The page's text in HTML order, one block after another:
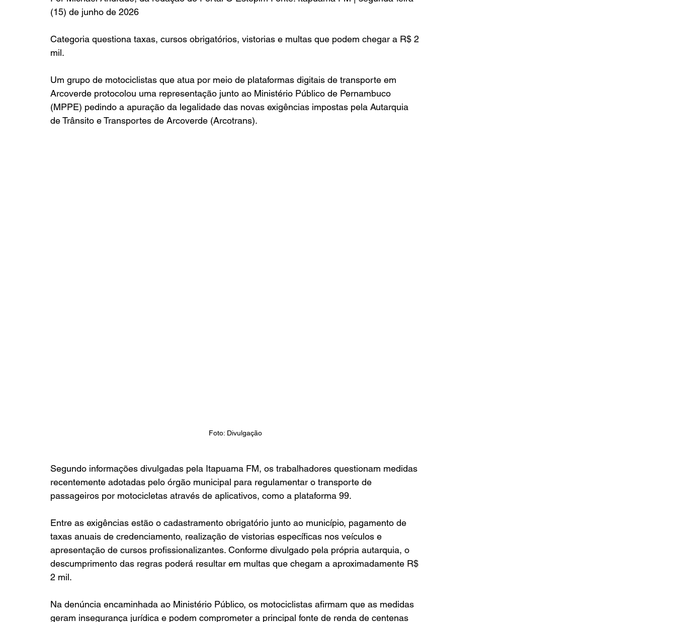
(15) de junho de 2026
Categoria questiona taxas, cursos obrigatórios, vistorias e multas que podem chegar a R$ 2
mil.
Um grupo de motociclistas que atua por meio de plataformas digitais de transporte em
Arcoverde protocolou uma representação junto ao Ministério Público de Pernambuco
(MPPE) pedindo a apuração da legalidade das novas exigências impostas pela Autarquia
de Trânsito e Transportes de Arcoverde (Arcotrans).
Foto: Divulgação
Segundo informações divulgadas pela Itapuama FM, os trabalhadores questionam medidas
recentemente adotadas pelo órgão municipal para regulamentar o transporte de
passageiros por motocicletas através de aplicativos, como a plataforma 99.
Entre as exigências estão o cadastramento obrigatório junto ao município, pagamento de
taxas anuais de credenciamento, realização de vistorias específicas nos veículos e
apresentação de cursos profissionalizantes. Conforme divulgado pela própria autarquia, o
descumprimento das regras poderá resultar em multas que chegam a aproximadamente R$
2 mil.
Na denúncia encaminhada ao Ministério Público, os motociclistas afirmam que as medidas
geram insegurança jurídica e podem comprometer a principal fonte de renda de centenas